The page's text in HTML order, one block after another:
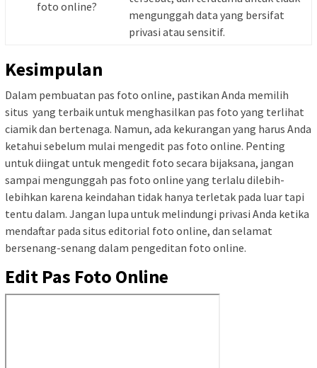
foto online?
mengunggah data yang bersifat
privasi atau sensitif.
Kesimpulan
Dalam pembuatan pas foto online, pastikan Anda memilih
situs yang terbaik untuk menghasilkan pas foto yang terlihat
ciamik dan bertenaga. Namun, ada kekurangan yang harus Anda
ketahui sebelum mulai mengedit pas foto online. Penting
untuk diingat untuk mengedit foto secara bijaksana, jangan
sampai mengunggah pas foto online yang terlalu dilebih-
lebihkan karena keindahan tidak hanya terletak pada luar tapi
tentu dalam. Jangan lupa untuk melindungi privasi Anda ketika
mendaftar pada situs editorial foto online, dan selamat
bersenang-senang dalam pengeditan foto online.
Edit Pas Foto Online